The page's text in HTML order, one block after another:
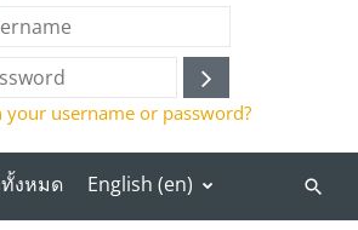
Log
in
your username or password?
งหมด English ‎(en)‎
Search